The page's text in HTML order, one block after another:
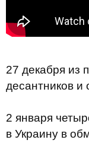
27 декабря из
десантников и
2 января
в Украину в